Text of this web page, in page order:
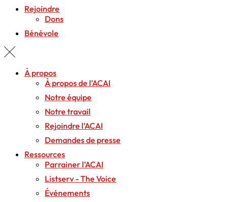
Rejoindre
Dons
Bénévole
À propos
À propos de l’ACAI
Notre équipe
Notre travail
Rejoindre l’ACAI
Demandes de presse
Ressources
Parrainer l’ACAI
Listserv - The Voice
Événements